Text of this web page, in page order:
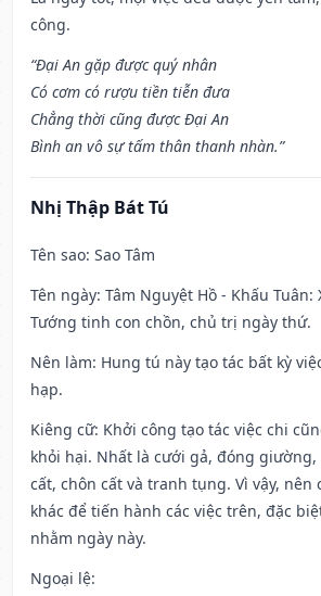
công.
“Đại An gặp được quý nhân
Có cơm có rượu tiền tiễn đưa
Chẳng thời cũng được Đại An
Bình an vô sự tấm thân thanh nhàn.”
Nhị Thập Bát Tú
Tên sao: Sao Tâm
Tên ngày: Tâm Nguyệt Hồ - Khấu Tuân:
Tướng tinh con chồn, chủ trị ngày thứ.
Nên làm: Hung tú này tạo tác bất kỳ
hạp.
Kiêng cữ: Khởi công tạo tác việc chi
khỏi hại. Nhất là cưới gả, đóng
cất, chôn cất và tranh tụng. Vì vậy, nên
khác để tiến hành các việc trên, đặc
nhằm ngày này.
Ngoại lệ: